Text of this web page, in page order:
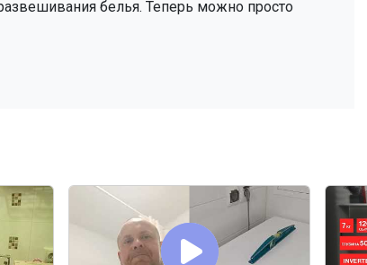
белья. Теперь можно просто